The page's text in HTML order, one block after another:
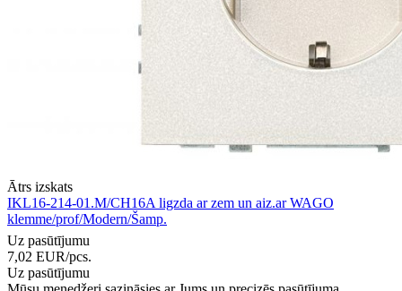
Ātrs izskats
IKL16-214-01.M/CH16A ligzda ar zem un aiz.ar WAGO
klemme/prof/Modern/Šamp.
Uz pasūtījumu
7,02 EUR/pcs.
Uz pasūtījumu